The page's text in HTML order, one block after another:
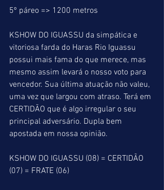
5º páreo => 1200 metros
KSHOW DO IGUASSU da simpática e
vitoriosa farda do Haras Rio Iguassu
possui mais fama do que merece, mas
mesmo assim levará o nosso voto para
vencedor. Sua última atuação não valeu,
uma vez que largou com atraso. Terá em
CERTIDÃO que é algo irregular o seu
principal adversário. Dupla bem
apostada em nossa opinião.
KSHOW DO IGUASSU (08) = CERTIDÃO
(07) = FRATE (06)